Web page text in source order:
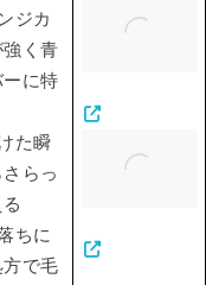
ジカ
強く青
に特
た瞬
らっ
ちに
方で毛